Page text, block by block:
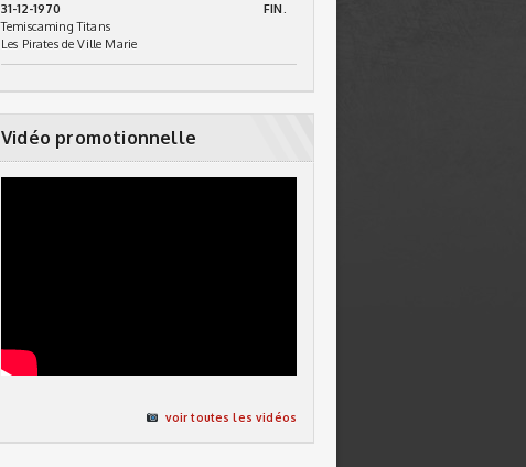
31-12-1970
FIN.
Temiscaming Titans
Les Pirates de Ville Marie
Vidéo promotionnelle
voir toutes les vidéos